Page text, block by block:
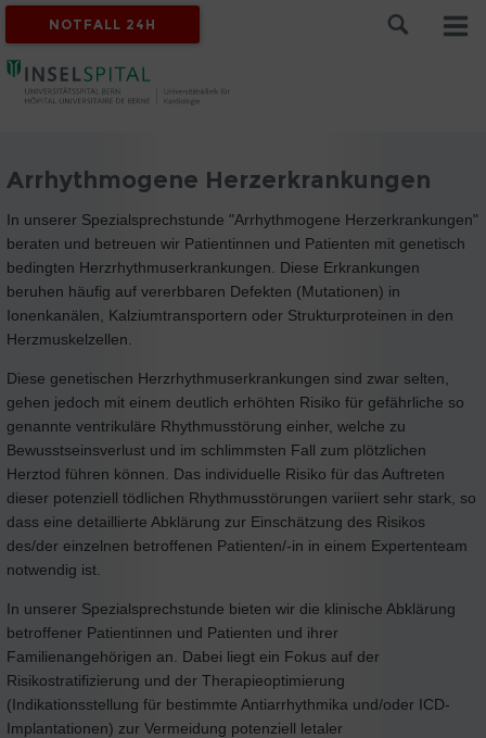
NOTFALL 24H
Arrhythmogene Herzerkrankungen
In unserer Spezialsprechstunde "Arrhythmogene Herzerkrankungen"
beraten und betreuen wir Patientinnen und Patienten mit genetisch
bedingten Herzrhythmuserkrankungen. Diese Erkrankungen
beruhen häufig auf vererbbaren Defekten (Mutationen) in
Ionenkanälen, Kalziumtransportern oder Strukturproteinen in den
Herzmuskelzellen.
Diese genetischen Herzrhythmuserkrankungen sind zwar selten,
gehen jedoch mit einem deutlich erhöhten Risiko für gefährliche so
genannte ventrikuläre Rhythmusstörung einher, welche zu
Bewusstseinsverlust und im schlimmsten Fall zum plötzlichen
Herztod führen können. Das individuelle Risiko für das Auftreten
dieser potenziell tödlichen Rhythmusstörungen variiert sehr stark, so
dass eine detaillierte Abklärung zur Einschätzung des Risikos
des/der einzelnen betroffenen Patienten/-in in einem Expertenteam
notwendig ist.
In unserer Spezialsprechstunde bieten wir die klinische Abklärung
betroffener Patientinnen und Patienten und ihrer
Familienangehörigen an. Dabei liegt ein Fokus auf der
Risikostratifizierung und der Therapieoptimierung
(Indikationsstellung für bestimmte Antiarrhythmika und/oder ICD-
Implantationen) zur Vermeidung potenziell letaler